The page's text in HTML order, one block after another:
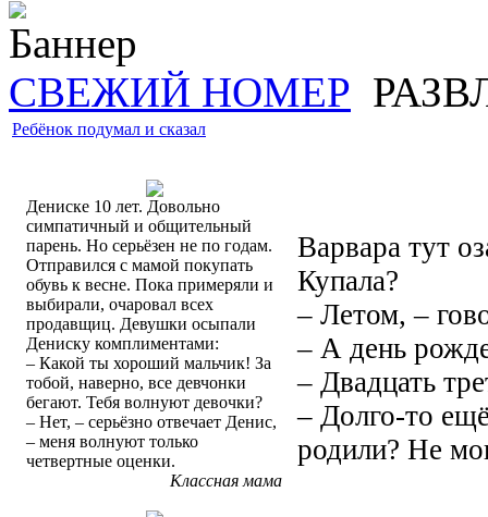
СВЕЖИЙ НОМЕР
Ребёнок подумал и сказал
Дениске 10 лет. Довольно
симпатичный и общительный
парень. Но серьёзен не по годам.
Отправился с мамой покупать
обувь к весне. Пока примеряли и
выбирали, очаровал всех
продавщиц. Девушки осыпали
Дениску комплиментами:
– Какой ты хороший мальчик! За
тобой, наверно, все девчонки
бегают. Тебя волнуют девочки?
– Нет, – серьёзно отвечает Денис,
– меня волнуют только
четвертные оценки.
Классная мама
Варвара тут
Купала?
– Летом, –
– А день
– Двадцать
– Долго-то
родили? Не